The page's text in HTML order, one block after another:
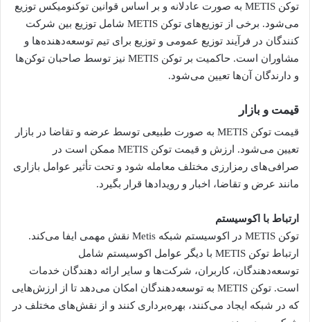
توکن METIS به صورت عادلانه و بر اساس قوانین توکنومیکس توزیع
می‌شود. برخی از توزیع‌های توکن METIS شامل توزیع بین شرکت
کنندگان در فرآیند توزیع عمومی و توزیع برای تیم توسعه‌دهنده‌ها و
مشاوران است. حاکمیت بر توکن METIS نیز توسط صاحبان توکن‌ها
و دارندگان آن‌ها تعیین می‌شود.
قیمت و بازار
قیمت توکن METIS به صورت طبیعی توسط عرضه و تقاضا در بازار
تعیین می‌شود. ارزش و قیمت توکن METIS ممکن است در
صرافی‌های رمزارزی مختلف معامله شود و تحت تأثیر عوامل بازاری
مانند عرض و تقاضا، اخبار و رویدادها قرار بگیرد.
ارتباط با اکوسیستم
توکن METIS در اکوسیستم شبکه Metis نقش مهمی ایفا می‌کند.
ارتباط توکن METIS با دیگر عوامل اکوسیستم شامل
توسعه‌دهندگان، کاربران، شرکت‌ها و سایر ارائه دهندگان خدمات
است. توکن METIS به توسعه‌دهندگان امکان می‌دهد تا از ارزش‌هایی
که در شبکه ایجاد می‌کنند، بهره‌برداری کنند و از نقش‌های مختلف در